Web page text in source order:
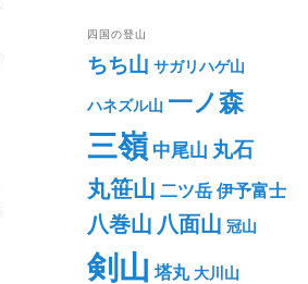
四国の登山
ちち山 サガリハゲ山
ハネズル山 一ノ森
三嶺 中尾山 丸石
丸笹山 二ツ岳伊予富士
八巻山 八面山 冠山
剣山 塔丸 大川山